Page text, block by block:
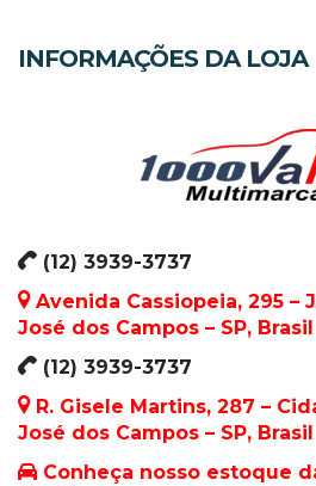
INFORMAÇÕES DA LOJA
(12) 3939-3737
Avenida Cassiopeia, 295 –
José dos Campos – SP, Brasil
(12) 3939-3737
R. Gisele Martins, 287 –
José dos Campos – SP, Brasil
Conheça nosso estoque